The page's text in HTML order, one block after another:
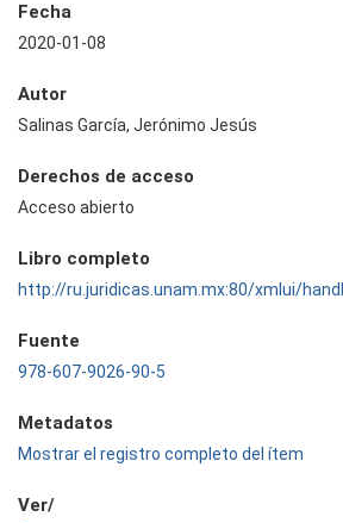
Fecha
2020-01-08
Autor
Salinas García, Jerónimo Jesús
Derechos de acceso
Acceso abierto
Libro completo
http://ru.juridicas.unam.mx:80/xmlui/
Fuente
978-607-9026-90-5
Metadatos
Mostrar el registro completo del ítem
Ver/